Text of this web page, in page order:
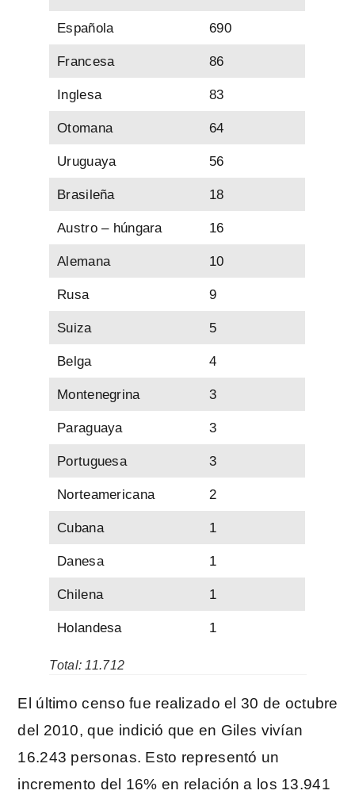
Española 690
Francesa 86
Inglesa 83
Otomana 64
Uruguaya 56
Brasileña 18
Austro – húngara 16
Alemana 10
Rusa 9
Suiza 5
Belga 4
Montenegrina 3
Paraguaya 3
Portuguesa 3
Norteamericana 2
Cubana 1
Danesa 1
Chilena 1
Holandesa 1
Total: 11.712
El último censo fue realizado el 30 de octubre
del 2010, que indició que en Giles vivían
16.243 personas. Esto representó un
incremento del 16% en relación a los 13.941